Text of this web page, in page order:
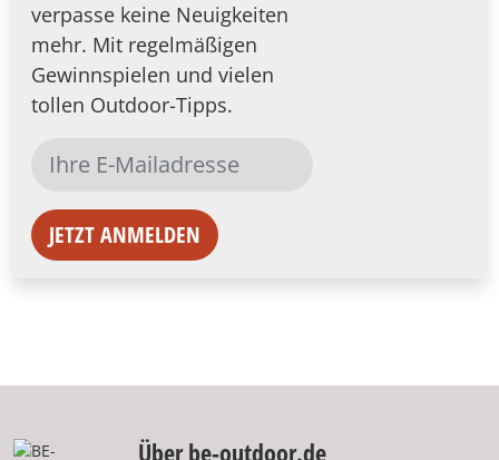
verpasse keine Neuigkeiten
mehr. Mit regelmäßigen
Gewinnspielen und vielen
tollen Outdoor-Tipps.
JETZT ANMELDEN
Über be-outdoor.de